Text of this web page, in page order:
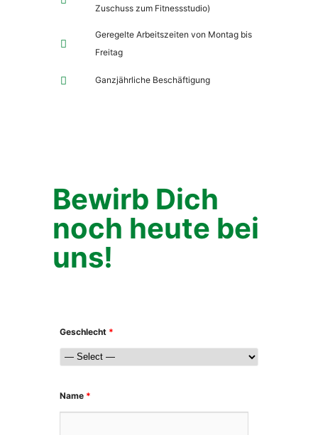
Zuschuss zum Fitnessstudio)
Geregelte Arbeitszeiten von Montag bis
Freitag
Ganzjährliche Beschäftigung
Bewirb Dich
noch heute bei
uns!
Geschlecht *
Name *